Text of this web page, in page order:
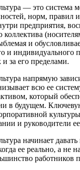
— это система
норм, правил
предприятия,
коллектива
и
и индивидуального
и за его пределами.
напрямую
всю ее
который
в будущем.
и руководители
начинает
ее реально, а не
работников